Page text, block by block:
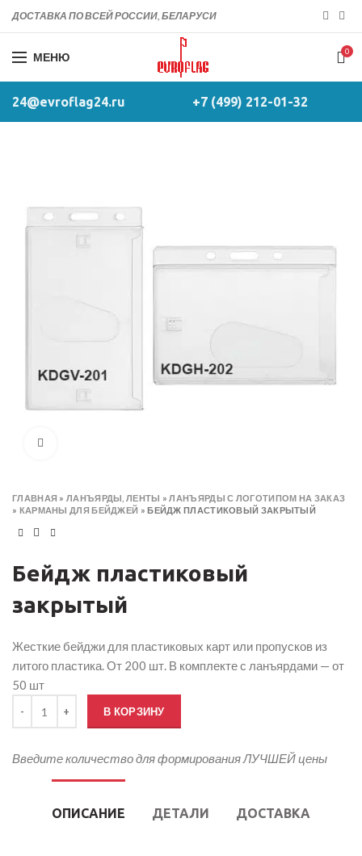
ДОСТАВКА ПО ВСЕЙ РОССИИ, БЕЛАРУСИ
МЕНЮ 0
24@evroflag24.ru +7 (499) 212-01-32
ГЛАВНАЯ »ЛАНЪЯРДЫ, ЛЕНТЫ »ЛАНЪЯРДЫ С ЛОГОТИПОМ НА ЗАКАЗ
» КАРМАНЫ ДЛЯ БЕЙДЖЕЙ »БЕЙДЖ ПЛАСТИКОВЫЙ ЗАКРЫТЫЙ
Бейдж пластиковый
закрытый
Жесткие бейджи для пластиковых карт или пропусков из
литого пластика. От 200 шт. В комплекте с ланъярдами — от
50 шт
В КОРЗИНУ
Введите количество для формирования ЛУЧШЕЙ цены
ОПИСАНИЕ ДЕТАЛИ ДОСТАВКА